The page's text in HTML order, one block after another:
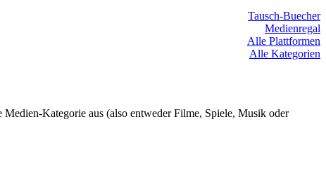
Tausch-Buecher
Medienregal
Alle Plattformen
Alle Kategorien
Kategorie aus (also entweder Filme, Spiele, Musik oder